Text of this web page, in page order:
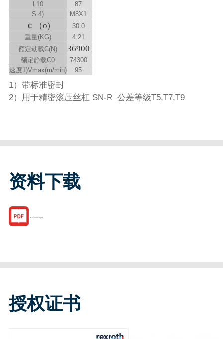
L10
87
S4) M8X1
￠（o)
30.0
重量(KG)
4.21
额定动载C(N)
36900
额定静载C0
74300
速度1)Vmax(m/min) 95
1）带标准密封
2）用于精密滚压丝杠 SN-R 公差等级T5,T7,T9
资料下载
R151269013.pdf
授权证书